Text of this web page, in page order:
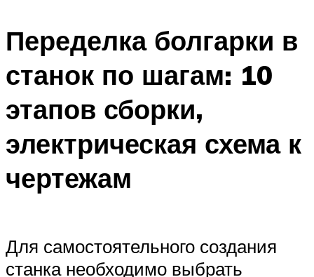
Переделка болгарки в
станок по шагам: 10
этапов сборки,
электрическая схема к
чертежам
Для самостоятельного создания
станка необходимо выбрать